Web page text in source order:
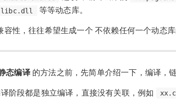
libc.dll
等等动态库。
容性，往往希望生成一个 不依赖任何一个动态
态编译的方法之前，先简单介绍一下，编译，链
阶段都是独立编译，直接没有关联，例如 xx.c